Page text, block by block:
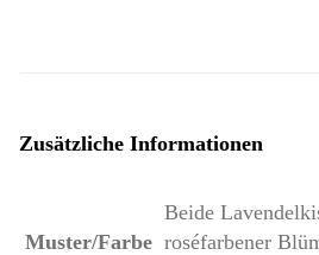
Zusätzliche Informationen
Muster/Farbe
Beide
roséfarbener